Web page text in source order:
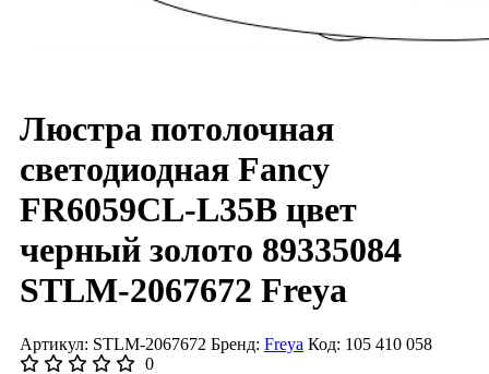
Люстра потолочная
светодиодная Fancy
FR6059CL-L35B цвет
черный золото 89335084
STLM-2067672 Freya
Артикул: STLM-2067672 Бренд: Freya Код: 105 410 058
0